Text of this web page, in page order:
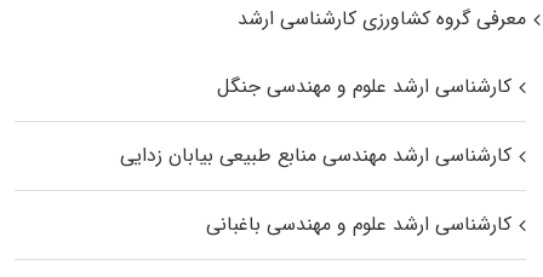
معرفی گروه کشاورزی کارشناسی ارشد
کارشناسی ارشد علوم و مهندسی جنگل
کارشناسی ارشد مهندسی منابع طبیعی بیابان زدایی
کارشناسی ارشد علوم و مهندسی باغبانی